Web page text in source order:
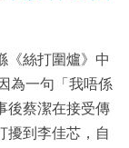
《絲打圍爐》中
為一句「我唔係
後蔡潔在接受傳
擾到李佳芯，自